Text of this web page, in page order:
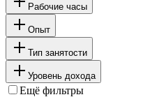
Рабочие часы
Опыт
Тип занятости
Уровень дохода
Ещё фильтры